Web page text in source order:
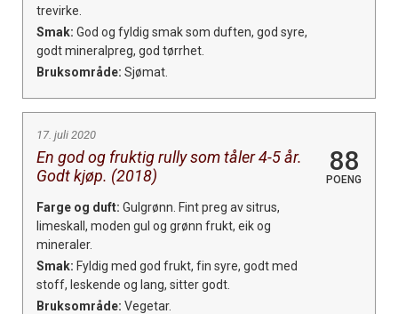
trevirke.
Smak: God og fyldig smak som duften, god syre,
godt mineralpreg, god tørrhet.
Bruksområde: Sjømat.
17. juli 2020
En god og fruktig rully som tåler 4-5 år.
Godt kjøp. (2018)
88
POENG
Farge og duft: Gulgrønn. Fint preg av sitrus,
limeskall, moden gul og grønn frukt, eik og
mineraler.
Smak: Fyldig med god frukt, fin syre, godt med
stoff, leskende og lang, sitter godt.
Bruksområde: Vegetar.